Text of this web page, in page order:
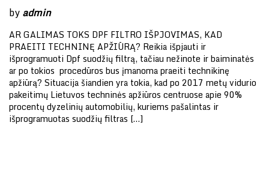
byadmin
AR GALIMAS TOKS DPF FILTRO IŠPJOVIMAS, KAD
PRAEITI TECHNINĘ APŽIŪRĄ? Reikia išpjauti ir
išprogramuoti Dpf suodžių filtrą, tačiau nežinote ir baiminatės
ar po tokios procedūros bus įmanoma praeiti technikinę
apžiūrą? Situacija šiandien yra tokia, kad po 2017 metų vidurio
pakeitimų Lietuvos techninės apžiūros centruose apie 90%
procentų dyzelinių automobilių, kuriems pašalintas ir
išprogramuotas suodžių filtras […]